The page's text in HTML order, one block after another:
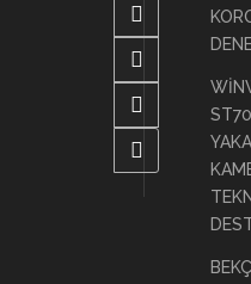
YAKA